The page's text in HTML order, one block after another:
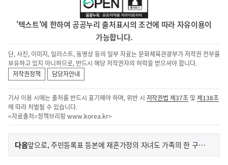
'텍스트'에 한하여 공공누리 출처표시의 조건에 따라 자유이용이
가능합니다.
단, 사진, 이미지, 일러스트, 동영상 등의 일부 자료는 문화체육관광부가 저작권 전부를
보유하고 있지 아니하므로, 반드시 해당 저작권자의 허락을 받으셔야 합니다.
저작권정책
담당자안내
기사 이용 시에는 출처를 반드시 표기해야 하며, 위반 시 저작권법 제37조 및제138조
에 따라 처벌될 수 있습니다.
<자료출처=정책브리핑 www.korea.kr>
이
전
다음기
앞으로, 주민등록표 등본에 재혼가정의 자녀도 가족의 한 구성원으로 표기됩니다